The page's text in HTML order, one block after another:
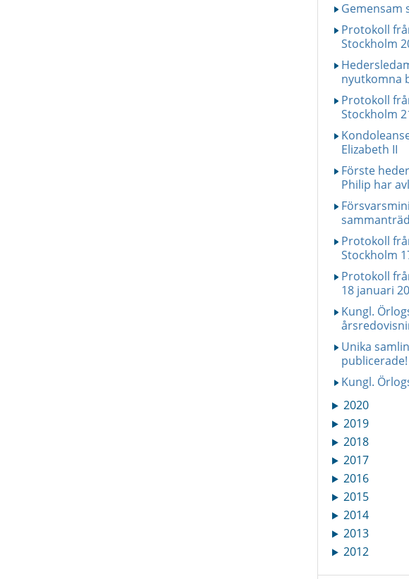
Gemensam
Protokoll
Stockholm
nyutkomna
Protokoll
Stockholm
Elizabeth II
Förste
Philip har
Protokoll
Stockholm
Protokoll
18 januari
Kungl.
Unika
publicerade!
Kungl.
2020
2019
2018
2017
2016
2015
2014
2013
2012